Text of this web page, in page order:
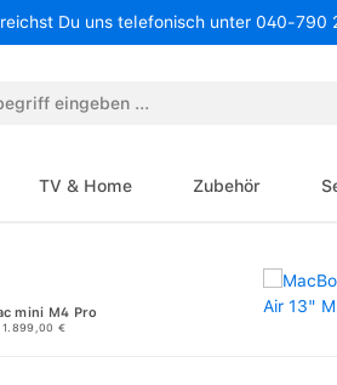
Du uns telefonisch unter 040-
TV & Home Zubehör
mini M4 Pro
1.899,00 €